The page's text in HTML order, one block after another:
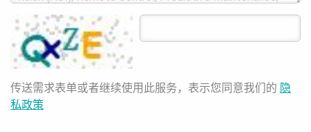
传送需求表单或者继续使用此服务，表示您同意我们的 隐
私政策